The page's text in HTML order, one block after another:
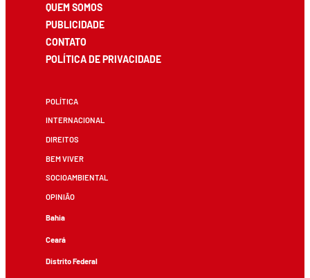
QUEM SOMOS
PUBLICIDADE
CONTATO
POLÍTICA DE PRIVACIDADE
POLÍTICA
INTERNACIONAL
DIREITOS
BEM VIVER
SOCIOAMBIENTAL
OPINIÃO
Bahia
Ceará
Distrito Federal